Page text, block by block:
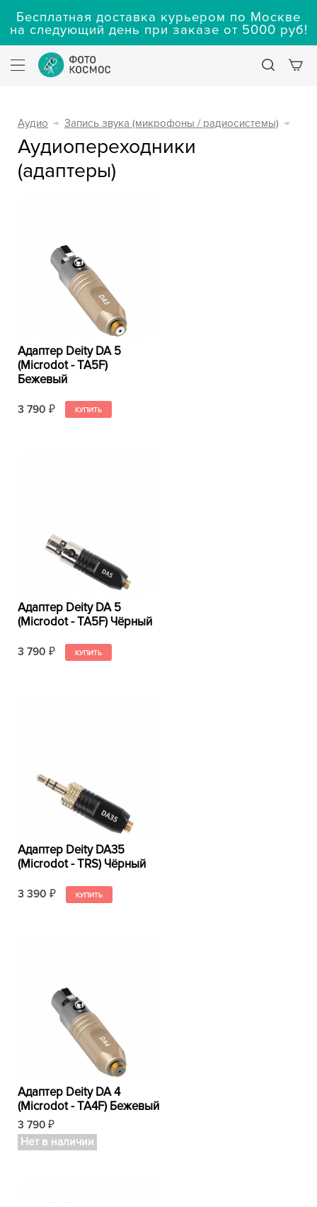
Бесплатная доставка курьером по Москве
на следующий день при заказе от 5000 руб!
Аудио → Запись звука (микрофоны / радиосистемы) →
Аудиопереходники
(адаптеры)
Адаптер Deity DA 5
(Microdot - TA5F)
Бежевый
3 790 ₽
Адаптер Deity DA 5
(Microdot - TA5F) Чёрный
3 790 ₽
Адаптер Deity DA35
(Microdot - TRS) Чёрный
3 390 ₽
Адаптер Deity DA 4
(Microdot - TA4F) Бежевый
3 790 ₽
Нет в наличии